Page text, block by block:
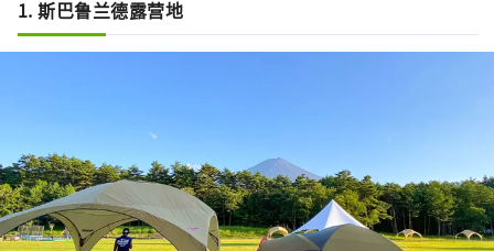
1. 斯巴鲁兰德露营地